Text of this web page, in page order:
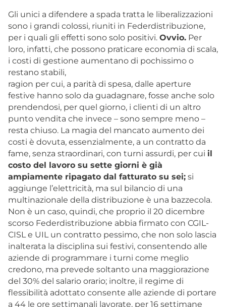
Gli unici a difendere a spada tratta le liberalizzazioni
sono i grandi colossi, riuniti in Federdistribuzione,
per i quali gli effetti sono solo positivi. Ovvio. Per
loro, infatti, che possono praticare economia di scala,
i costi di gestione aumentano di pochissimo o
restano stabili,
ragion per cui, a parità di spesa, dalle aperture
festive hanno solo da guadagnare, fosse anche solo
prendendosi, per quel giorno, i clienti di un altro
punto vendita che invece – sono sempre meno –
resta chiuso. La magia del mancato aumento dei
costi è dovuta, essenzialmente, a un contratto da
fame, senza straordinari, con turni assurdi, per cui il
costo del lavoro su sette giorni è già
ampiamente ripagato dal fatturato su sei; si
aggiunge l’elettricità, ma sul bilancio di una
multinazionale della distribuzione è una bazzecola.
Non è un caso, quindi, che proprio il 20 dicembre
scorso Federdistribuzione abbia firmato con CGIL-
CISL e UIL un contratto pessimo, che non solo lascia
inalterata la disciplina sui festivi, consentendo alle
aziende di programmare i turni come meglio
credono, ma prevede soltanto una maggiorazione
del 30% del salario orario; inoltre, il regime di
flessibilità adottato consente alle aziende di portare
a 44 le ore settimanali lavorate, per 16 settimane